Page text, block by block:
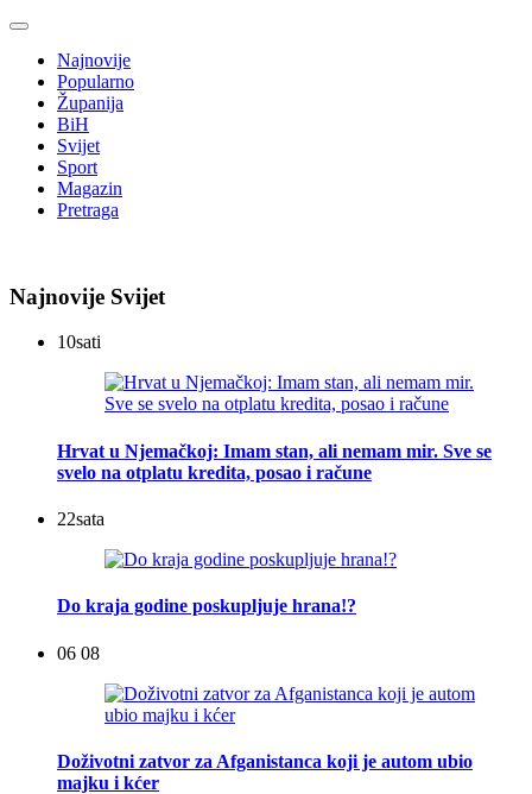
Najnovije
Popularno
Županija
BiH
Svijet
Sport
Magazin
Pretraga
Najnovije Svijet
10sati
Hrvat u Njemačkoj: Imam stan, ali nemam mir. Sve se
svelo na otplatu kredita, posao i račune
22sata
Do kraja godine poskupljuje hrana!?
06 08
Doživotni zatvor za Afganistanca koji je autom ubio
majku i kćer